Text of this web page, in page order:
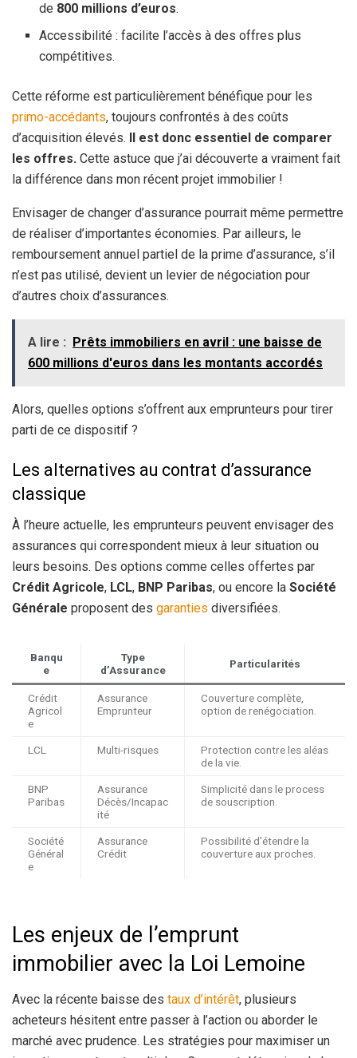
de 800 millions d’euros.
Accessibilité : facilite l’accès à des offres plus
compétitives.
Cette réforme est particulièrement bénéfique pour les
primo-accédants, toujours confrontés à des coûts
d’acquisition élevés. Il est donc essentiel de comparer
les offres. Cette astuce que j’ai découverte a vraiment fait
la différence dans mon récent projet immobilier !
Envisager de changer d’assurance pourrait même permettre
de réaliser d’importantes économies. Par ailleurs, le
remboursement annuel partiel de la prime d’assurance, s’il
n’est pas utilisé, devient un levier de négociation pour
d’autres choix d’assurances.
A lire : Prêts immobiliers en avril : une baisse de
600 millions d'euros dans les montants accordés
Alors, quelles options s’offrent aux emprunteurs pour tirer
parti de ce dispositif ?
Les alternatives au contrat d’assurance
classique
À l’heure actuelle, les emprunteurs peuvent envisager des
assurances qui correspondent mieux à leur situation ou
leurs besoins. Des options comme celles offertes par
Crédit Agricole, LCL, BNP Paribas, ou encore la Société
Générale proposent des garanties diversifiées.
Banqu
e
Type
d’Assurance
Particularités
Crédit
Agricol
e
Assurance
Emprunteur
Couverture complète,
option de renégociation.
LCL Multi-risques
Protection contre les aléas
de la vie.
BNP
Paribas
Assurance
Décès/Incapac
ité
Simplicité dans le process
de souscription.
Société
Général
e
Assurance
Crédit
Possibilité d’étendre la
couverture aux proches.
Les enjeux de l’emprunt
immobilier avec la Loi Lemoine
Avec la récente baisse des taux d’intérêt, plusieurs
acheteurs hésitent entre passer à l’action ou aborder le
marché avec prudence. Les stratégies pour maximiser un